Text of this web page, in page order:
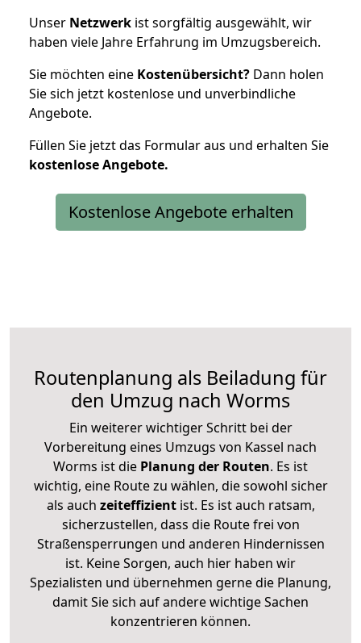
Unser Netzwerk ist sorgfältig ausgewählt, wir
haben viele Jahre Erfahrung im Umzugsbereich.
Sie möchten eine Kostenübersicht? Dann holen
Sie sich jetzt kostenlose und unverbindliche
Angebote.
Füllen Sie jetzt das Formular aus und erhalten Sie
kostenloseAngebote.
Kostenlose Angebote erhalten
Routenplanung als Beiladung für
den Umzug nach Worms
Ein weiterer wichtiger Schritt bei der
Vorbereitung eines Umzugs von Kassel nach
Worms ist die Planung der Routen. Es ist
wichtig, eine Route zu wählen, die sowohl sicher
als auch zeiteffizientist. Es ist auch ratsam,
sicherzustellen, dass die Route frei von
Straßensperrungen und anderen Hindernissen
ist. Keine Sorgen, auch hier haben wir
Spezialisten und übernehmen gerne die Planung,
damit Sie sich auf andere wichtige Sachen
konzentrieren können.